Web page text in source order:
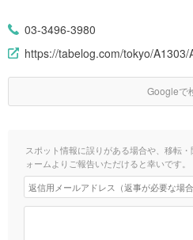
03-3496-3980
https://tabelog.com/tokyo/
Googleで
スポット情報に誤りがある場合や、移転
ォームよりご報告いただけると幸いです。